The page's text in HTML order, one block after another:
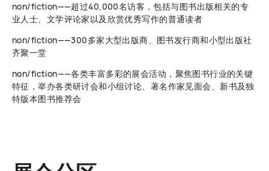
non/fiction——超过40,000名访客，包括与图书出版相关的专
业人士、文学评论家以及欣赏优秀写作的普通读者
non/fiction——300多家大型出版商、图书发行商和小型出版社
齐聚一堂
non/fiction——各类丰富多彩的展会活动，聚焦图书行业的关键
特征，举办各类研讨会和小组讨论、著名作家见面会、新书及独
特版本图书推荐会